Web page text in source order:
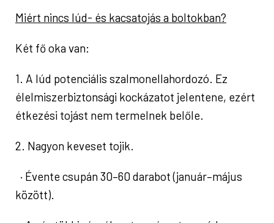
Miért nincs lúd- és kacsatojás a boltokban?
Két fő oka van:
1. A lúd potenciális szalmonellahordozó. Ez
élelmiszerbiztonsági kockázatot jelentene, ezért
étkezési tojást nem termelnek belőle.
2. Nagyon keveset tojik.
· Évente csupán 30–60 darabot (január–május
között).